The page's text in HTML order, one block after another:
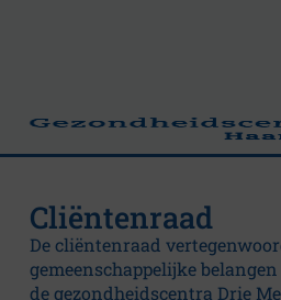
A
Cliëntenraad
De cliëntenraad
gemeenschappelijke
de gezondheidscentra Drie